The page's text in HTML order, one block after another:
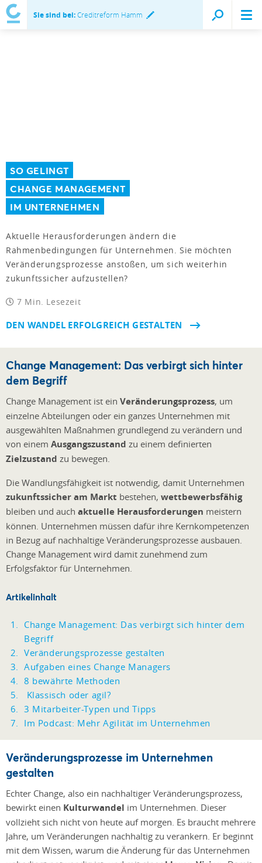
Sie sind bei:Creditreform Hamm
SO GELINGT
CHANGE MANAGEMENT
IM UNTERNEHMEN
Aktuelle Herausforderungen ändern die
Rahmenbedingungen für Unternehmen. Sie möchten
Veränderungsprozesse anstoßen, um sich weiterhin
zukunftssicher aufzustellen?
7 Min. Lesezeit
DEN WANDEL ERFOLGREICH GESTALTEN
Change Management: Das verbirgt sich hinter
dem Begriff
Change Management ist ein Veränderungsprozess, um
einzelne Abteilungen oder ein ganzes Unternehmen mit
ausgewählten Maßnahmen grundlegend zu verändern und
von einem Ausgangszustand zu einem definierten
Zielzustand zu bewegen.
Die Wandlungsfähigkeit ist notwendig, damit Unternehmen
zukunftssicher am Markt bestehen, wettbewerbsfähig
bleiben und auch aktuelle Herausforderungen meistern
können. Unternehmen müssen dafür ihre Kernkompetenzen
in Bezug auf nachhaltige Veränderungsprozesse ausbauen.
Change Management wird damit zunehmend zum
Erfolgsfaktor für Unternehmen.
Artikelinhalt
Change Management: Das verbirgt sich hinter dem
Begriff
Veränderungsprozesse gestalten
Aufgaben eines Change Managers
8 bewährte Methoden
Klassisch oder agil?
3 Mitarbeiter-Typen und Tipps
Im Podcast: Mehr Agilität im Unternehmen
Veränderungsprozesse im Unternehmen
gestalten
Echter Change, also ein nachhaltiger Veränderungsprozess,
bewirkt einen Kulturwandel im Unternehmen. Dieser
vollzieht sich nicht von heute auf morgen. Es braucht mehrere
Jahre, um Veränderungen nachhaltig zu verankern. Er beginnt
mit dem Wissen, warum die Änderung für das Unternehmen